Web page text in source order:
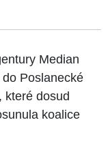
Median
Poslanecké
které dosud
koalice